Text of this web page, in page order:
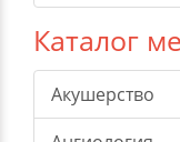
Каталог
Акушерство